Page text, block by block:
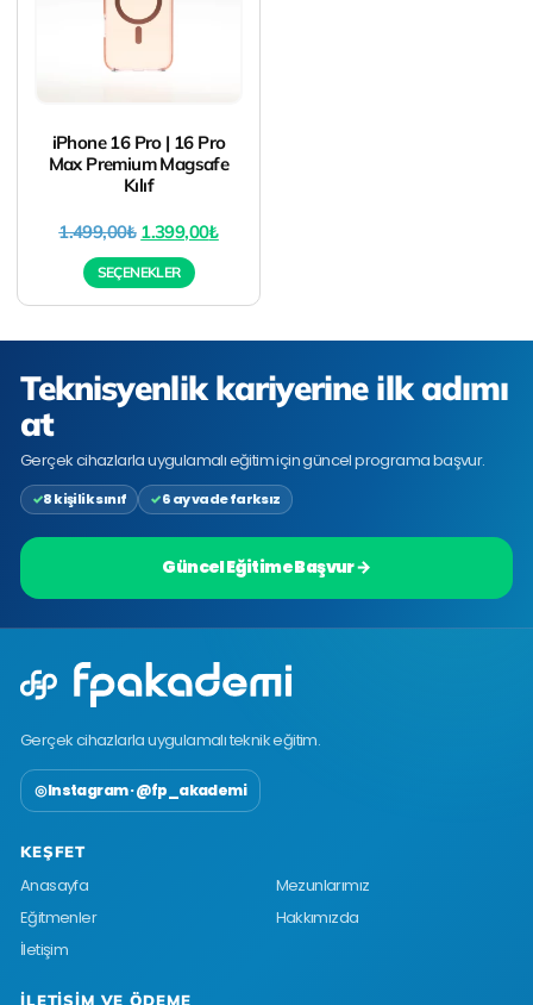
iPhone 16 Pro | 16 Pro
Max Premium Magsafe
Kılıf
1.499,00₺ 1.399,00₺
SEÇENEKLER
Teknisyenlik kariyerine ilk adımı
at
Gerçek cihazlarla uygulamalı eğitim için güncel programa başvur.
8 kişilik sınıf 6 ay vade farksız
Güncel Eğitime Başvur →
Gerçek cihazlarla uygulamalı teknik eğitim.
◎ Instagram · @fp_akademi
KEŞFET
Anasayfa
Mezunlarımız
Eğitmenler
Hakkımızda
İletişim
İLETIŞIM VE ÖDEME